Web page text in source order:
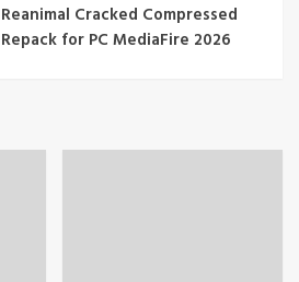
Reanimal Cracked Compressed
Repack for PC MediaFire 2026